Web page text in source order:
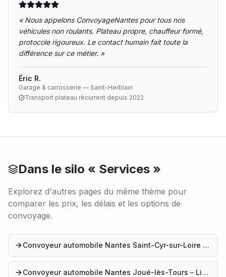
« Nous appelons ConvoyageNantes pour tous nos
véhicules non roulants. Plateau propre, chauffeur formé,
protocole rigoureux. Le contact humain fait toute la
différence sur ce métier. »
Éric R.
Garage & carrosserie — Saint-Herblain
Transport plateau récurrent depuis 2022
Dans le silo « Services »
Explorez d'autres pages du même thème pour
comparer les prix, les délais et les options de
convoyage.
Convoyeur automobile Nantes Saint-Cyr-sur-Loire – Service convoyage
Convoyeur automobile Nantes Joué-lès-Tours – Livraison véhicule